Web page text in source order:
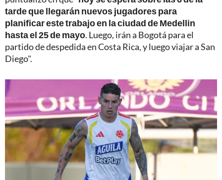
tarde que llegarán nuevos jugadores para
planificar este trabajo en la ciudad de Medellin
hasta el 25 de mayo. Luego, irán a Bogotá para el
partido de despedida en Costa Rica, y luego viajar a San
Diego".